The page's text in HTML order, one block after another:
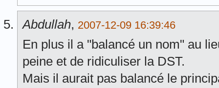
Abdullah, 2007-12-09 16:39:46
En plus il a "balancé un nom" au
peine et de ridiculiser la DST.
Mais il aurait pas balancé le